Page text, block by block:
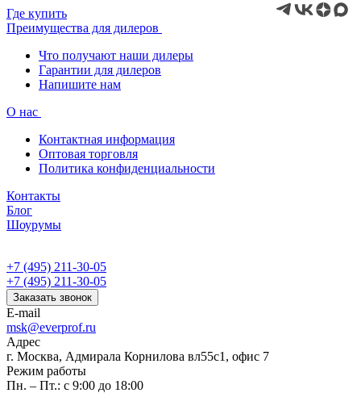
Где купить
Преимущества для дилеров
Что получают наши дилеры
Гарантии для дилеров
Напишите нам
О нас
Контактная информация
Оптовая торговля
Политика конфиденциальности
Контакты
Блог
Шоурумы
+7 (495) 211-30-05
+7 (495) 211-30-05
Заказать звонок
E-mail
msk@everprof.ru
Адрес
г. Москва, Адмирала Корнилова вл55с1, офис 7
Режим работы
Пн. – Пт.: с 9:00 до 18:00